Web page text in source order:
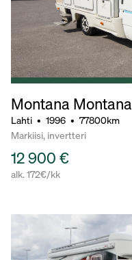
Montana Montana
Lahti • 1996 • 77800km
Markiisi, invertteri
12 900 €
alk. 172€/kk